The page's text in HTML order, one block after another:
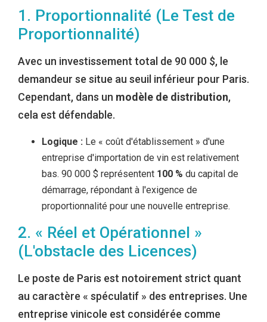
1. Proportionnalité (Le Test de
Proportionnalité)
Avec un investissement total de 90 000 $, le
demandeur se situe au seuil inférieur pour Paris.
Cependant, dans un modèle de distribution,
cela est défendable.
Logique : Le « coût d'établissement » d'une
entreprise d'importation de vin est relativement
bas. 90 000 $ représentent 100 % du capital de
démarrage, répondant à l'exigence de
proportionnalité pour une nouvelle entreprise.
2. « Réel et Opérationnel »
(L'obstacle des Licences)
Le poste de Paris est notoirement strict quant
au caractère « spéculatif » des entreprises. Une
entreprise vinicole est considérée comme